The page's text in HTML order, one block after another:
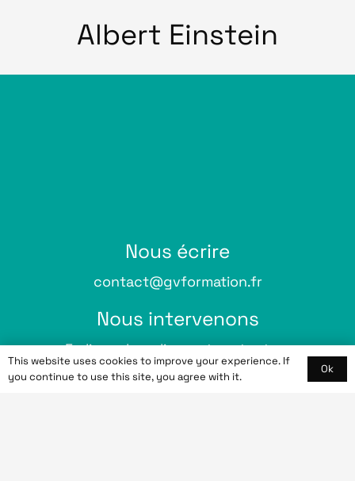
Albert Einstein
Nous écrire
contact@gvformation.fr
Nous intervenons
En ligne, hors ligne et partout en
France
This website uses cookies to improve your experience. If
you continue to use this site, you agree with it.
Ok